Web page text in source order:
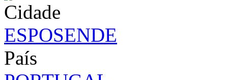
Cidade
ESPOSENDE
País